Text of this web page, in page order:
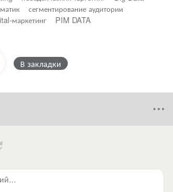
сегментирование аудитории
маркетинг PIM DATA
В закладки